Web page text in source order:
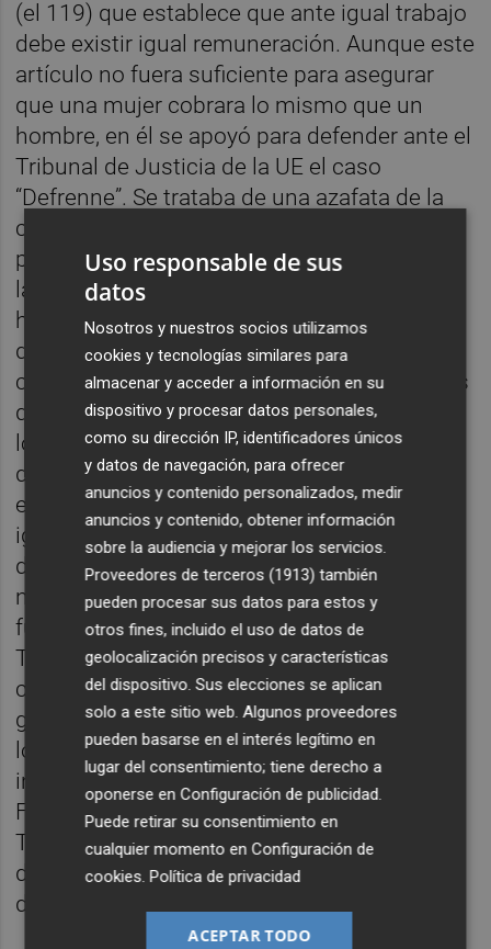
(el 119) que establece que ante igual trabajo
debe existir igual remuneración. Aunque este
artículo no fuera suficiente para asegurar
que una mujer cobrara lo mismo que un
hombre, en él se apoyó para defender ante el
Tribunal de Justicia de la UE el caso
“Defrenne”. Se trataba de una azafata de la
compañía belga Sabena a la que no se le
permitió seguir trabajando en los vuelos (se
la desplazaba como personal de tierra) por
haber cumplido 40 años. Ello suponía
disminuir sustancialmente su salario y
contrastaba con la situación de los hombres
que eran también asistentes de vuelo, para
los que no existía límite de edad. El Tribunal
de Justicia le dio la razón en 1976 y, lo que
es más importante, reconoció que la
igualdad entre hombres y mujeres era
directamente invocable ante los tribunales
nacionales y se incorporaba como
fundamento del Derecho Comunitario.
Teresa Freixes tuvo la oportunidad de
colaborar con ella, participando en diversos
grupos de trabajo con el fin de plasmarlo en
los Tratados. Pasarían años hasta que se
incluyera en la Carta de Derechos
Fundamentales (firmada en 2000) y en los
Tratados europeos, lo que se hizo
definitivamente en el artículo 2 del Tratado
de Lisboa (2007).
Uso responsable de sus
datos
Nosotros y nuestros socios utilizamos
cookies y tecnologías similares para
almacenar y acceder a información en su
dispositivo y procesar datos personales,
como su dirección IP, identificadores únicos
y datos de navegación, para ofrecer
anuncios y contenido personalizados, medir
anuncios y contenido, obtener información
sobre la audiencia y mejorar los servicios.
Proveedores de terceros (1913) también
pueden procesar sus datos para estos y
otros fines, incluido el uso de datos de
geolocalización precisos y características
del dispositivo. Sus elecciones se aplican
solo a este sitio web. Algunos proveedores
pueden basarse en el interés legítimo en
lugar del consentimiento; tiene derecho a
oponerse enConfiguración de publicidad
Puede retirar su consentimiento en
cualquier momento enConfiguración de
cookies .Política de privacidad
ACEPTAR TODO